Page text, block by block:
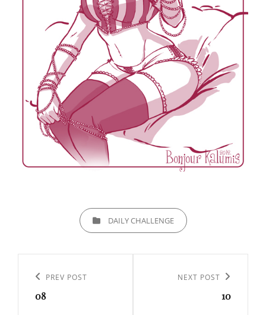
CATEGORIESDAILY CHALLENGE
l’article
Previous
Post
PREV POST
08
NEXT POST
10